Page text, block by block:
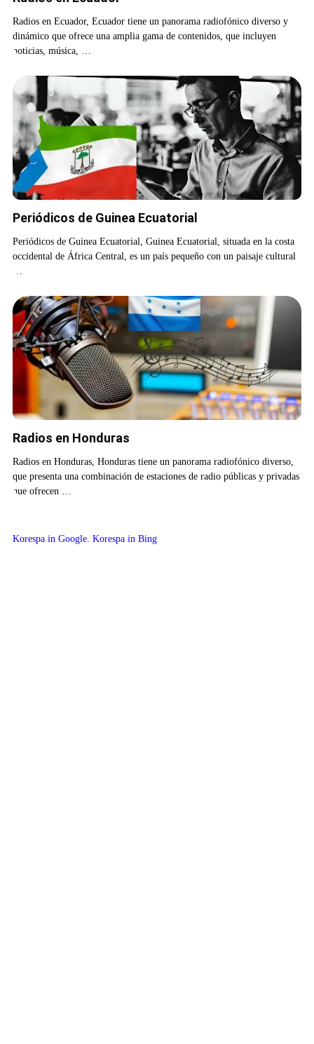
Radios en Ecuador, Ecuador tiene un panorama radiofónico diverso y
dinámico que ofrece una amplia gama de contenidos, que incluyen
noticias, música, …
Periódicos de Guinea Ecuatorial
Periódicos de Guinea Ecuatorial, Guinea Ecuatorial, situada en la costa
occidental de África Central, es un país pequeño con un paisaje cultural
Radios en Honduras
Radios en Honduras, Honduras tiene un panorama radiofónico diverso,
que presenta una combinación de estaciones de radio públicas y privadas
que ofrecen …
Korespa in Google Korespa in Bing